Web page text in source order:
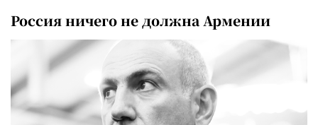
Россия ничего не должна Армении